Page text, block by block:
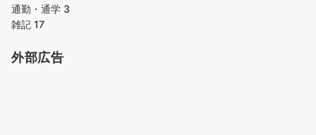
通勤・通学 3
雑記 17
外部広告